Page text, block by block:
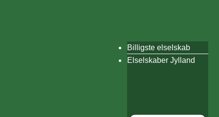
Billigste elselskab
Elselskaber Jylland